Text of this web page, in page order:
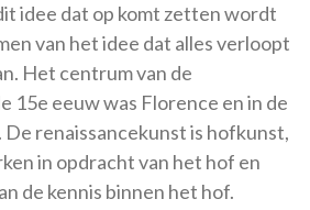
idee dat op komt zetten wordt
van het idee dat alles verloopt
Het centrum van de
15e eeuw was Florence en in de
De renaissancekunst is hofkunst,
in opdracht van het hof en
de kennis binnen het hof.